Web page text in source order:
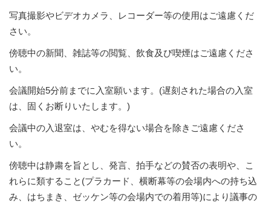
写真撮影やビデオカメラ、レコーダー等の使用はご遠慮くだ
さい。
傍聴中の新聞、雑誌等の閲覧、飲食及び喫煙はご遠慮くださ
い。
会議開始5分前までに入室願います。(遅刻された場合の入室
は、固くお断りいたします。)
会議中の入退室は、やむを得ない場合を除きご遠慮くださ
い。
傍聴中は静粛を旨とし、発言、拍手などの賛否の表明や、こ
れらに類すること(プラカード、横断幕等の会場内への持ち込
み、はちまき、ゼッケン等の会場内での着用等)により議事の